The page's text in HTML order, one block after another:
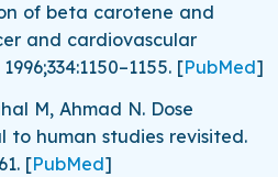
of beta carotene and
and cardiovascular
1996;334:1150–1155. [PubMed]
M, Ahmad N. Dose
to human studies revisited.
[PubMed]